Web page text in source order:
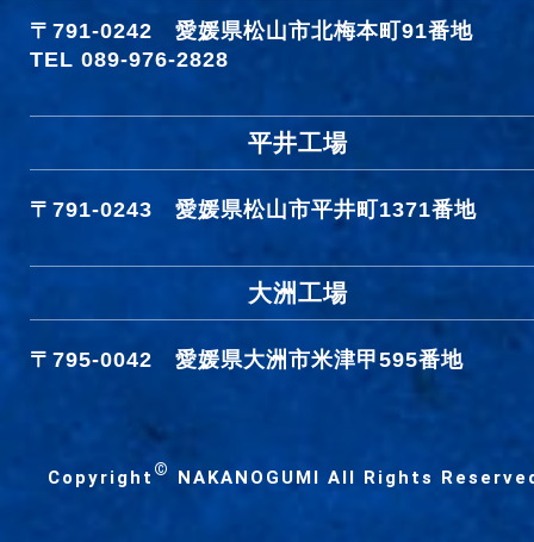
〒791-0242 愛媛県松山市北梅本町91番地
TEL 089-976-2828
平井工場
〒791-0243 愛媛県松山市平井町1371番地
大洲工場
〒795-0042 愛媛県大洲市米津甲595番地
Copyright © NAKANOGUMI All Rights